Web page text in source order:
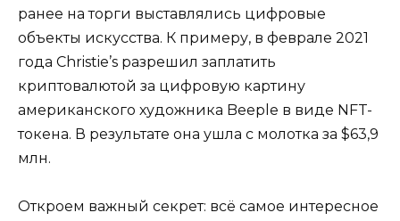
ранее на торги выставлялись цифровые
объекты искусства. К примеру, в феврале 2021
года Christie’s разрешил заплатить
криптовалютой за цифровую картину
американского художника Beeple в виде NFT-
токена. В результате она ушла с молотка за $63,9
млн.
Откроем важный секрет: всё самое интересное